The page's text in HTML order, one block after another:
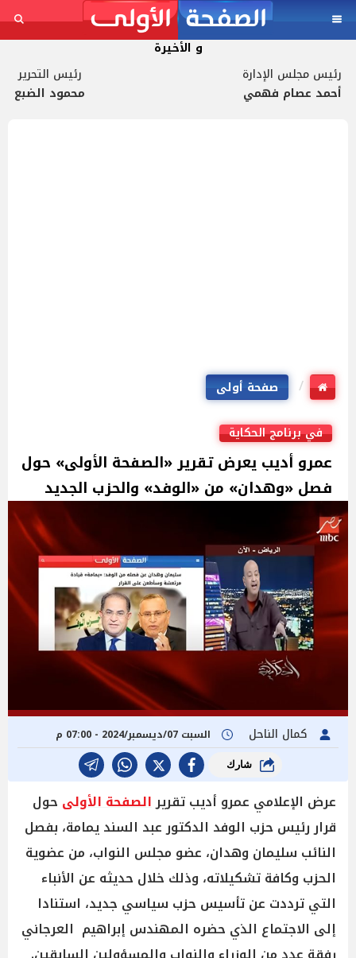
و الأخيرة
رئيس مجلس الإدارة
أحمد عصام فهمي
رئيس التحرير
محمود الضبع
صفحة أولى
في برنامج الحكاية
عمرو أديب يعرض تقرير «الصفحة الأولى» حول
فصل «وهدان» من «الوفد» والحزب الجديد
كمال الناحل السبت 07/ديسمبر/2024 - 07:00 م
شارك
عرض الإعلامي عمرو أديب تقريرالصفحة الأولى حول
قرار رئيس حزب الوفد الدكتور عبد السند يمامة، بفصل
النائب سليمان وهدان، عضو مجلس النواب، من عضوية
الحزب وكافة تشكيلاته، وذلك خلال حديثه عن الأنباء
التي ترددت عن تأسيس حزب سياسي جديد، استنادا
إلى الاجتماع الذي حضره المهندس إبراهيم العرجاني